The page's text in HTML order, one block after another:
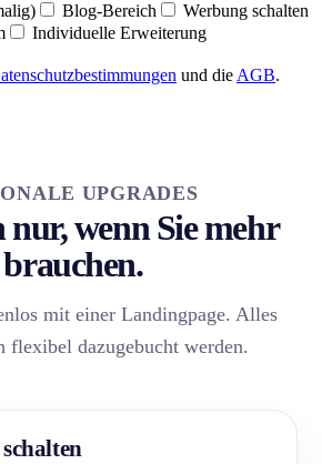
Blog-Bereich
Werbung schalten
Individuelle Erweiterung
und die AGB.
UPGRADES
nur, wenn Sie mehr
brauchen.
mit einer Landingpage. Alles
flexibel dazugebucht werden.